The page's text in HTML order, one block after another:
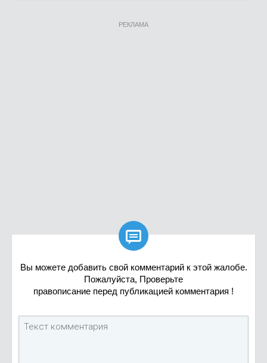
РЕКЛАМА

Вы можете добавить свой комментарий к этой жалобе.
Пожалуйста, Проверьте
правописание перед публикацией комментария !